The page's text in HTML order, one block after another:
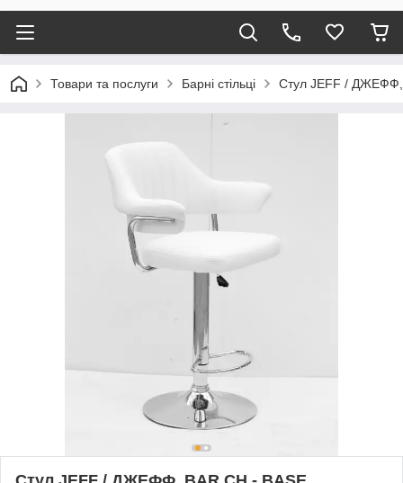
Товари та послуги Барні стільці Стул JEFF / ДЖЕФФ,